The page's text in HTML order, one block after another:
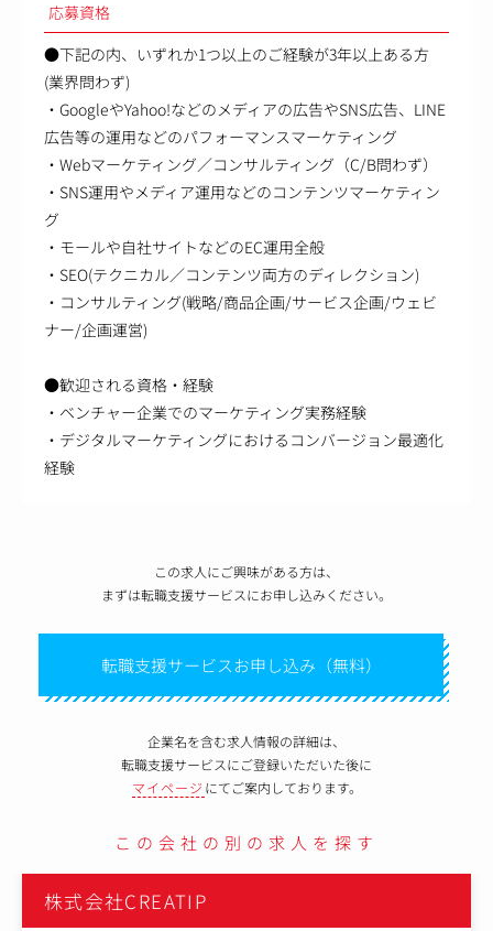
応募資格
●下記の内、いずれか1つ以上のご経験が3年以上ある方
(業界問わず)
・GoogleやYahoo!などのメディアの広告やSNS広告、LINE
広告等の運用などのパフォーマンスマーケティング
・Webマーケティング／コンサルティング（C/B問わず）
・SNS運用やメディア運用などのコンテンツマーケティン
グ
・モールや自社サイトなどのEC運用全般
・SEO(テクニカル／コンテンツ両方のディレクション)
・コンサルティング(戦略/商品企画/サービス企画/ウェビ
ナー/企画運営)
●歓迎される資格・経験
・ベンチャー企業でのマーケティング実務経験
・デジタルマーケティングにおけるコンバージョン最適化
経験
この求人にご興味がある方は、
まずは転職支援サービスにお申し込みください。
転職支援サービスお申し込み（無料）
企業名を含む求人情報の詳細は、
転職支援サービスにご登録いただいた後に
マイページ にてご案内しております。
この会社の別の求人を探す
株式会社CREATIP